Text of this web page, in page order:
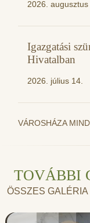
2026. augusztus
Igazgatási
Hivatalban
2026. július 14.
VÁROSHÁZA
TOVÁBBI
ÖSSZES GALÉRIA